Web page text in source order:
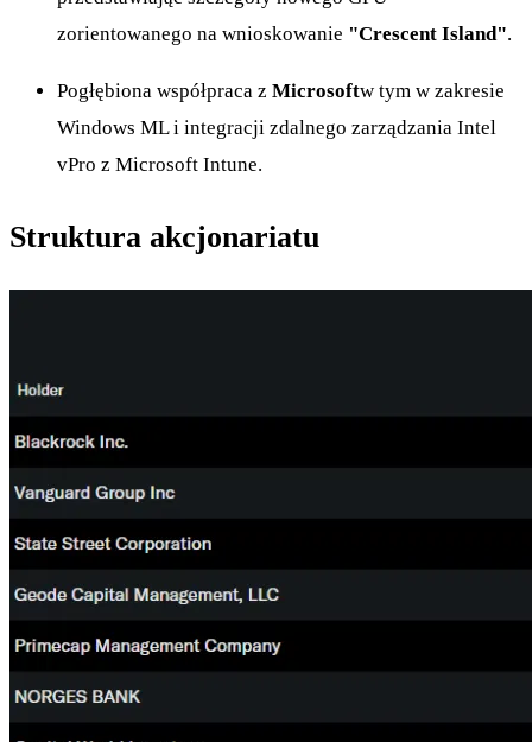
zorientowanego na wnioskowanie "Crescent Island".
Pogłębiona współpraca z Microsoftw tym w zakresie
Windows ML i integracji zdalnego zarządzania Intel
vPro z Microsoft Intune.
Struktura akcjonariatu